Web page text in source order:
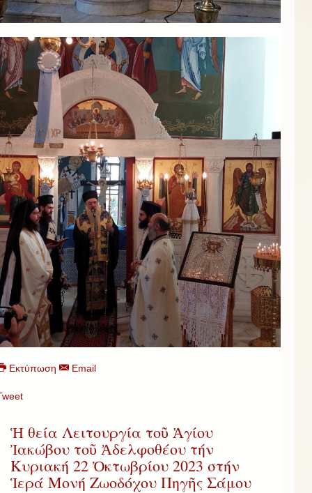
Εκτύπωση Email
Ἡ θεία Λειτουργία τοῦ Ἁγίου
Ἰακώβου τοῦ Ἀδελφοθέου τήν
Κυριακή 22 Ὀκτωβρίου 2023 στήν
Ἱερά Μονή Ζωοδόχου Πηγῆς Σάμου